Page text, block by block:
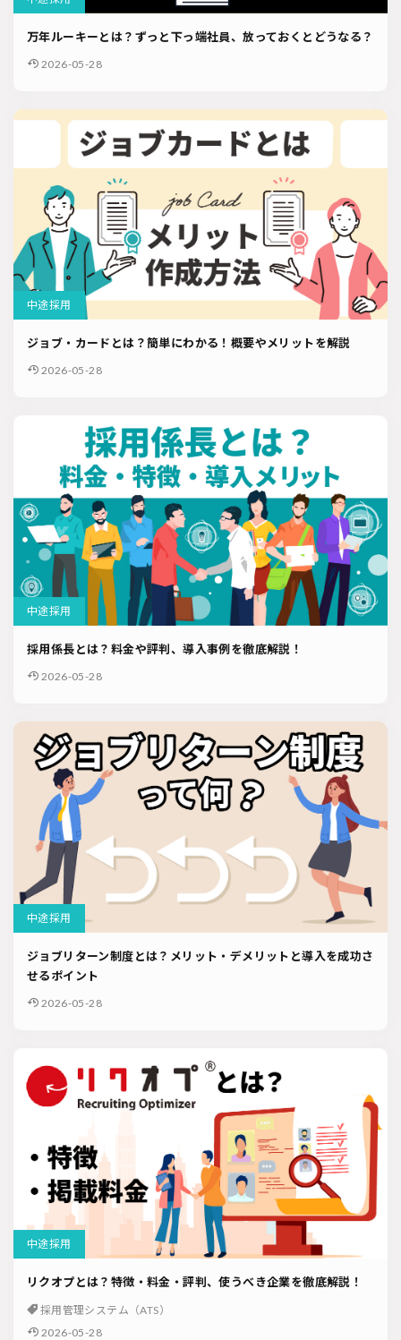
万年ルーキーとは？ずっと下っ端社員、放っておくとどうなる？
2026-05-28
中途採用
ジョブ・カードとは？簡単にわかる！概要やメリットを解説
2026-05-28
中途採用
採用係長とは？料金や評判、導入事例を徹底解説！
2026-05-28
中途採用
ジョブリターン制度とは？メリット・デメリットと導入を成功さ
せるポイント
2026-05-28
中途採用
リクオプとは？特徴・料金・評判、使うべき企業を徹底解説！
採用管理システム（ATS）
2026-05-28